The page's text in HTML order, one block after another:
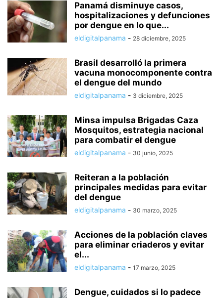
Panamá disminuye casos,
hospitalizaciones y defunciones
por dengue en lo que...
eldigitalpanama - 28 diciembre, 2025
Brasil desarrolló la primera
vacuna monocomponente contra
el dengue del mundo
eldigitalpanama - 3 diciembre, 2025
Minsa impulsa Brigadas Caza
Mosquitos, estrategia nacional
para combatir el dengue
eldigitalpanama - 30 junio, 2025
Reiteran a la población
principales medidas para evitar
del dengue
eldigitalpanama - 30 marzo, 2025
Acciones de la población claves
para eliminar criaderos y evitar
el...
eldigitalpanama - 17 marzo, 2025
Dengue, cuidados si lo padece